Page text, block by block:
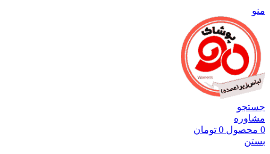
منو
جستجو
مشاوره
0 محصول 0 تومان
بستن